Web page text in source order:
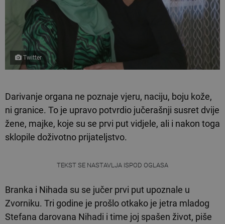
Twitter
Darivanje organa ne poznaje vjeru, naciju, boju kože,
ni granice. To je upravo potvrdio jučerašnji susret dvije
žene, majke, koje su se prvi put vidjele, ali i nakon toga
sklopile doživotno prijateljstvo.
TEKST SE NASTAVLJA ISPOD OGLASA
Branka i Nihada su se jučer prvi put upoznale u
Zvorniku. Tri godine je prošlo otkako je jetra mladog
Stefana darovana Nihadi i time joj spašen život, piše